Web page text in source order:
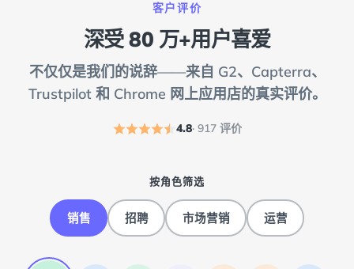
客户评价
深受 80 万+用户喜爱
不仅仅是我们的说辞——来自 G2、Capterra、
Trustpilot 和 Chrome 网上应用店的真实评价。
4.8· 917 评价
按角色筛选
销售 招聘 市场营销 运营